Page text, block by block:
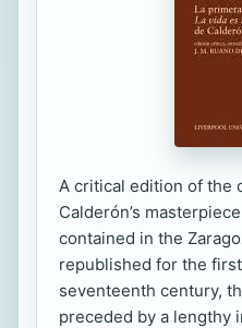
A critical edition of the
Calderón’s
contained in the
republished for the
seventeenth century,
preceded by a lengthy